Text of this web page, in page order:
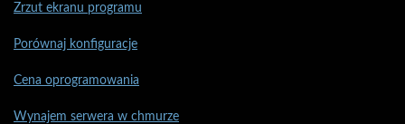
Zrzut ekranu programu
Porównaj konfiguracje
Cena oprogramowania
Wynajem serwera w chmurze